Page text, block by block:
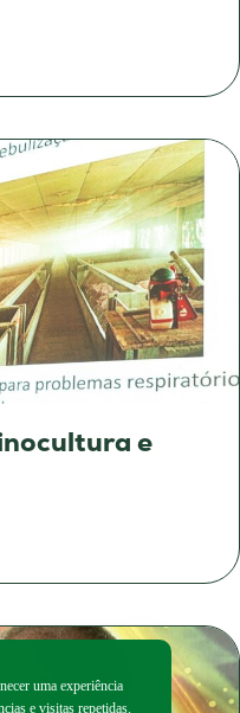
e
uma experiência
e visitas repetidas.